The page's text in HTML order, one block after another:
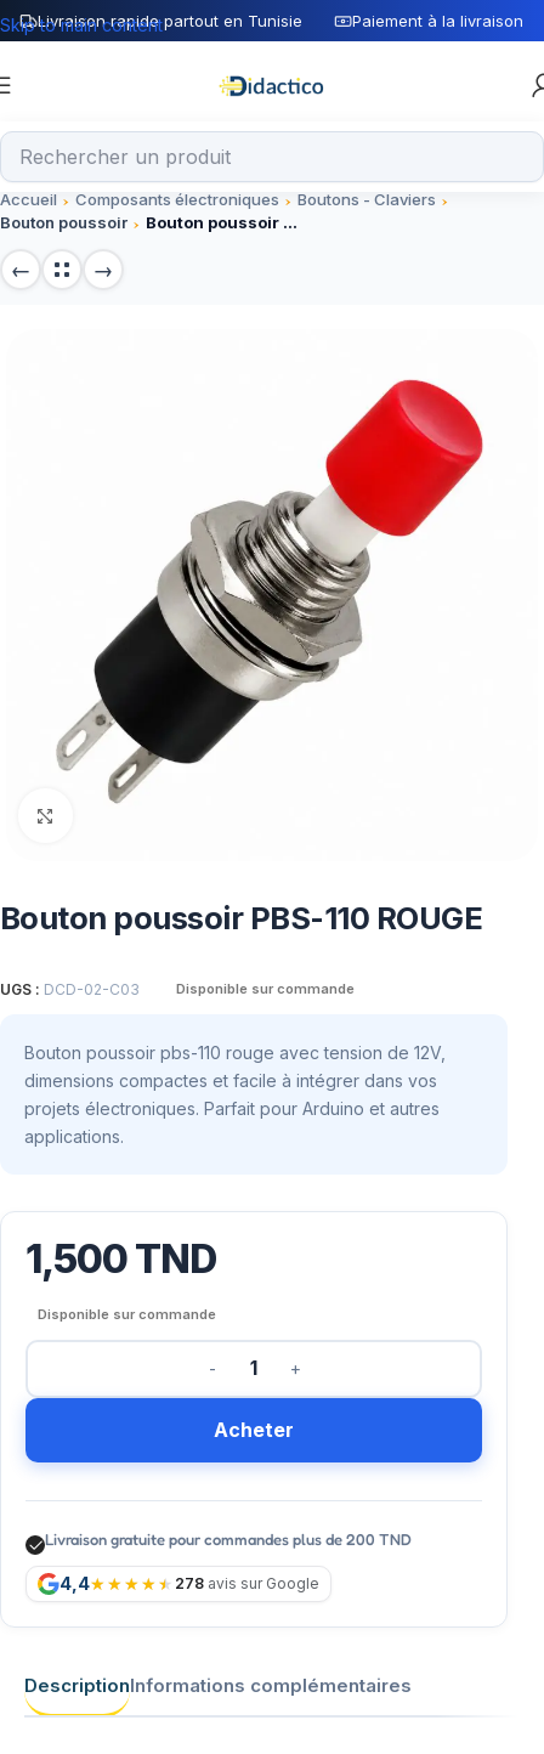
Livraison rapide partout en Tunisie Paiement à la livraison
Skip to main content
Accueil Composants électroniques
Boutons - Claviers
Bouton poussoir
Bouton poussoir PBS-110 ROUGE
Bouton poussoir PBS-110 ROUGE
UGS : DCD-02-C03 Disponible sur commande
Bouton poussoir pbs-110 rouge avec tension de 12V,
dimensions compactes et facile à intégrer dans vos
projets électroniques. Parfait pour Arduino et autres
applications.
1,500TND
Disponible sur commande
Acheter
Livraison gratuite pour commandes plus de 200 TND
4,4 278 avis sur Google
DescriptionInformations complémentaires